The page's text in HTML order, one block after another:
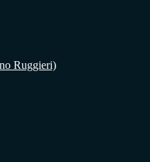
Ruggieri)